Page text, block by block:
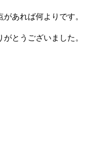
あれば何よりです。
とうございました。